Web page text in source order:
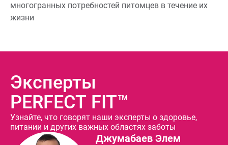
многогранных потребностей питомцев в течение их
жизни
Эксперты
PERFECT FIT™
Узнайте, что говорят наши эксперты о здоровье,
питании и других важных областях заботы
Джумабаев Элем